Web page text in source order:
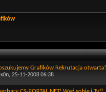
Grafików Rekrutacja otwarta!
, 25-11-2008 06:38